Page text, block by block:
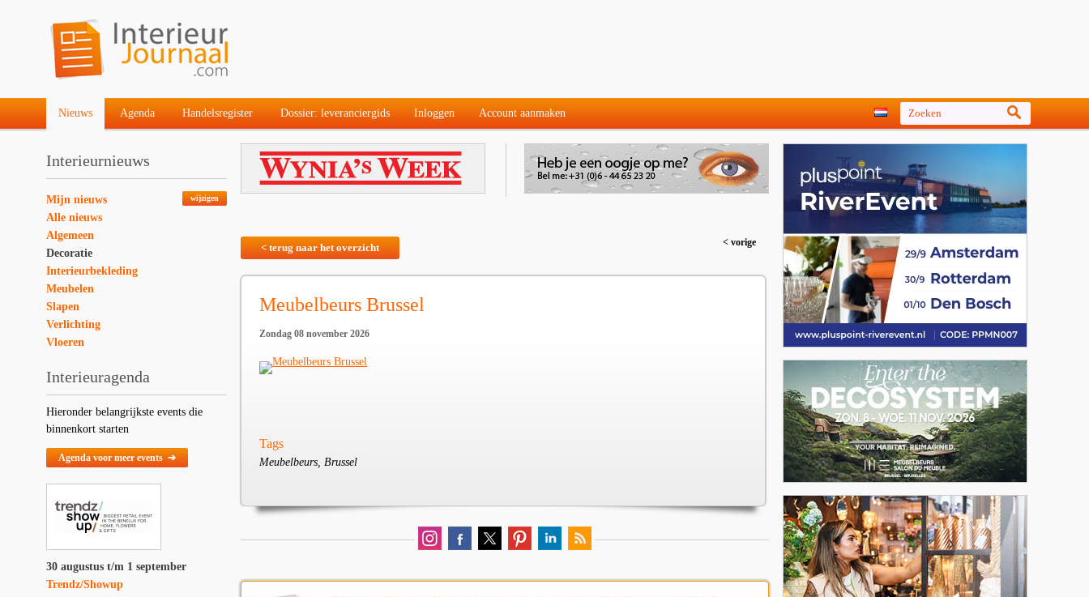
Nieuws Agenda Handelsregister Dossier: leveranciergids Inloggen Account aanmaken
Interieurnieuws
wijzigen
Mijn nieuws
Alle nieuws
Algemeen
Decoratie
Interieurbekleding
Meubelen
Slapen
Verlichting
Vloeren
Interieuragenda
Hieronder belangrijkste events die
binnenkort starten
Agenda voor meer events ➔
30 augustus t/m 1 september
Trendz/Showup
< terug naar het overzicht < vorige
Meubelbeurs Brussel
Zondag 08 november 2026
Tags
Meubelbeurs, Brussel